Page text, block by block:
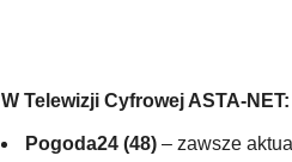
W Telewizji Cyfrowej ASTA-NET:
Pogoda24 (48) – zawsze